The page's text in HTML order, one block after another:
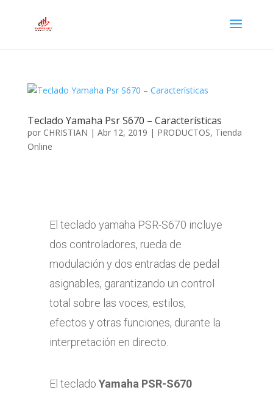
Teclado Yamaha Psr S670 – Características
por CHRISTIAN | Abr 12, 2019 | PRODUCTOS, Tienda
Online
El teclado yamaha PSR-S670 incluye
dos controladores, rueda de
modulación y dos entradas de pedal
asignables, garantizando un control
total sobre las voces, estilos,
efectos y otras funciones, durante la
interpretación en directo.
El teclado Yamaha PSR-S670